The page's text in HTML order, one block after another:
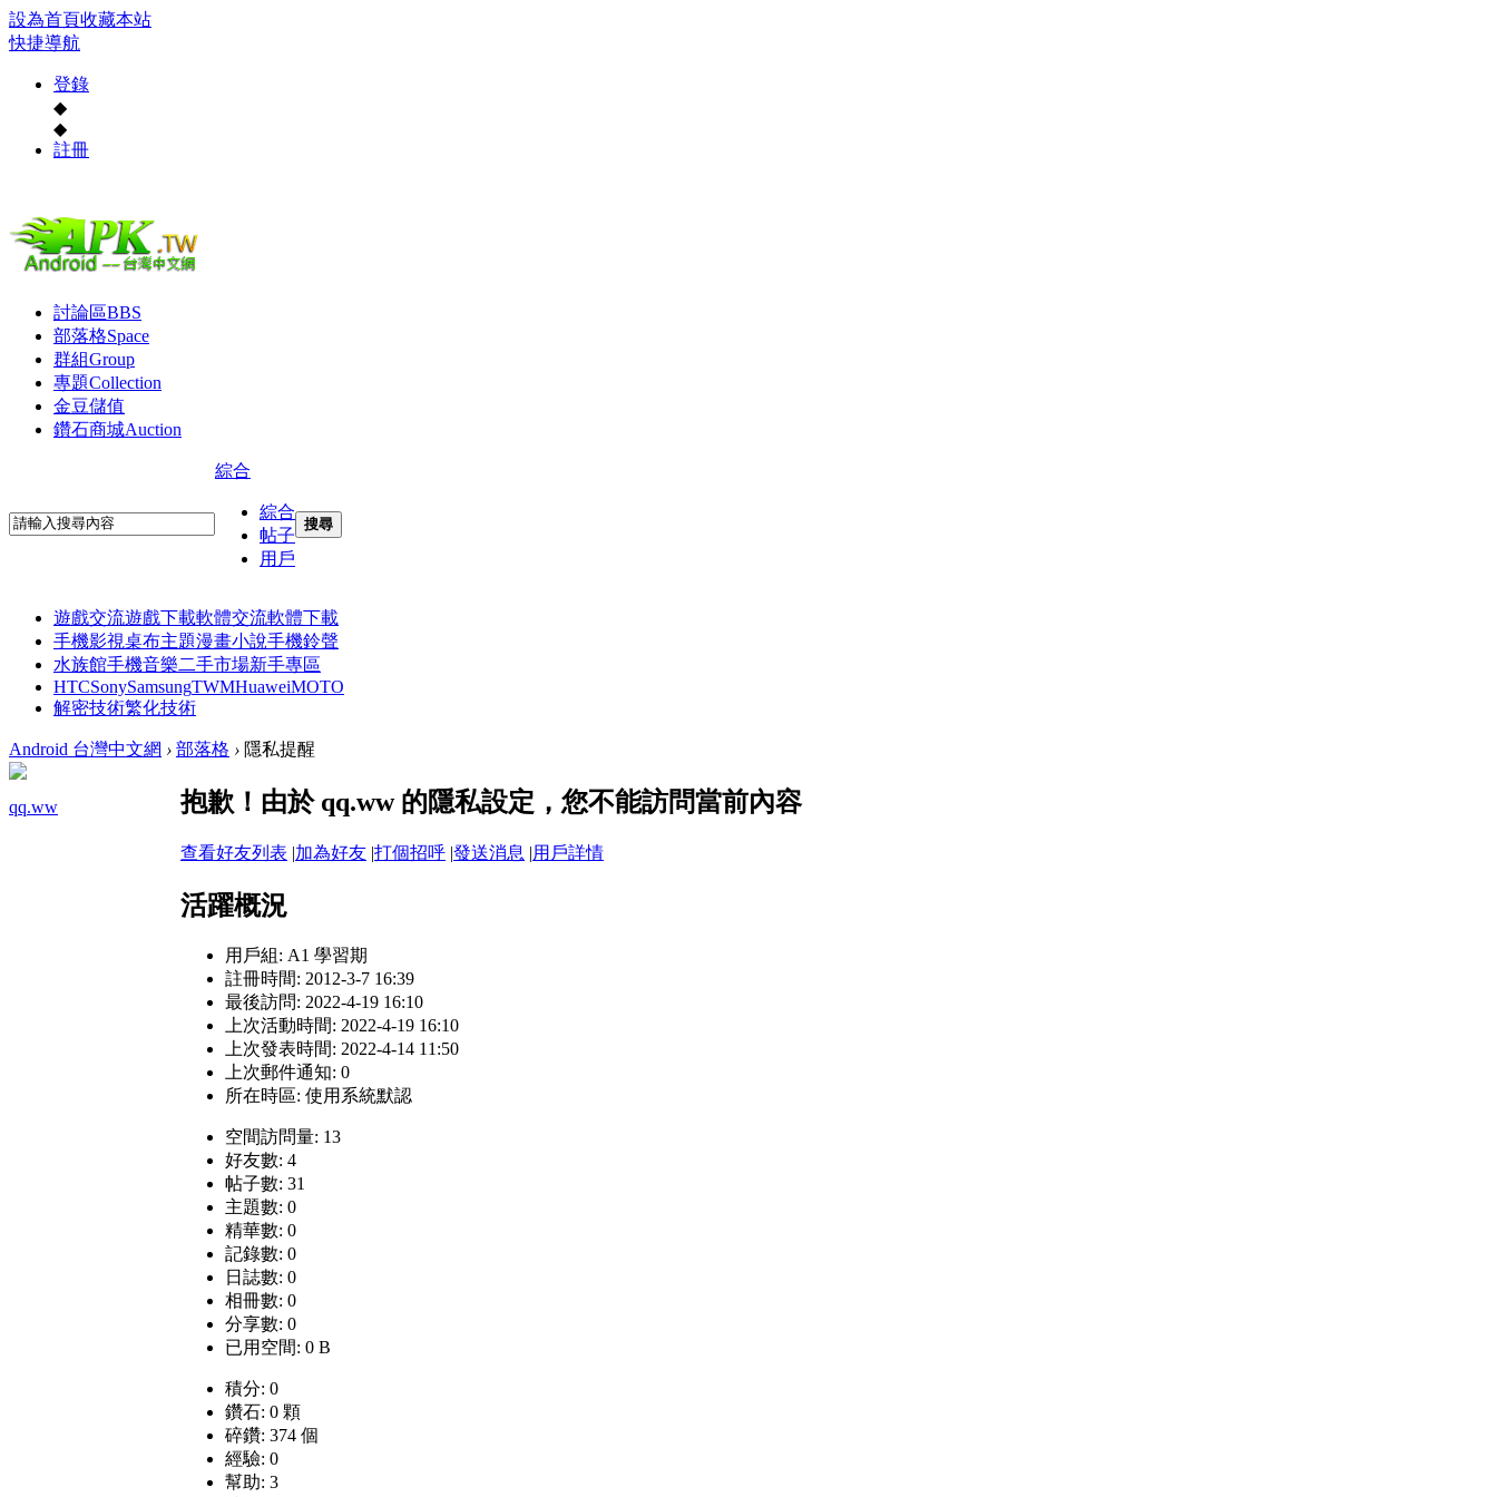
設為首頁收藏本站
快捷導航
登錄
◆
◆
註冊
討論區BBS
部落格Space
群組Group
專題Collection
金豆儲值
鑽石商城Auction
綜合
綜合
帖子
用戶
搜尋
遊戲交流遊戲下載軟體交流軟體下載
手機影視桌布主題漫畫小說手機鈴聲
水族館手機音樂二手市場新手專區
HTCSonySamsungTWMHuaweiMOTO
解密技術繁化技術
Android 台灣中文網 › 部落格 › 隱私提醒
qq.ww 抱歉！由於 qq.ww 的隱私設定，您不能訪問當前內容
查看好友列表 |加為好友 |打個招呼 |發送消息 |用戶詳情
活躍概況
用戶組: A1 學習期
註冊時間: 2012-3-7 16:39
最後訪問: 2022-4-19 16:10
上次活動時間: 2022-4-19 16:10
上次發表時間: 2022-4-14 11:50
上次郵件通知: 0
所在時區: 使用系統默認
空間訪問量: 13
好友數: 4
帖子數: 31
主題數: 0
精華數: 0
記錄數: 0
日誌數: 0
相冊數: 0
分享數: 0
已用空間: 0 B
積分: 0
鑽石: 0 顆
碎鑽: 374 個
經驗: 0
幫助: 3